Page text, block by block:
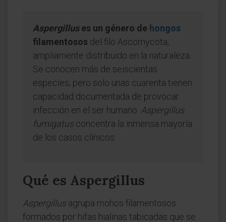
Aspergilluses un género de hongos
filamentosos del filo Ascomycota,
ampliamente distribuido en la naturaleza.
Se conocen más de seiscientas
especies, pero solo unas cuarenta tienen
capacidad documentada de provocar
infección en el ser humano. Aspergillus
fumigatusconcentra la inmensa mayoría
de los casos clínicos.
Qué es Aspergillus
Aspergillusagrupa mohos filamentosos
formados por hifas hialinas tabicadas que se